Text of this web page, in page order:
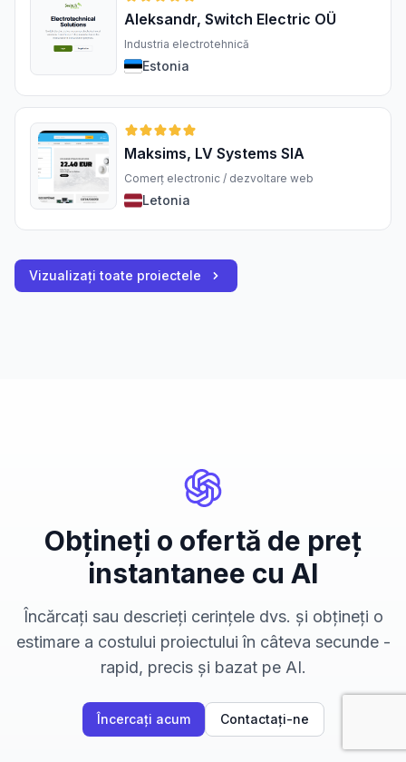
Aleksandr, Switch Electric OÜ
Industria electrotehnică
Estonia
Maksims, LV Systems SIA
Comerț electronic / dezvoltare web
Letonia
Vizualizați toate proiectele
Obțineți o ofertă de preț
instantanee cu AI
Încărcați sau descrieți cerințele dvs. și obțineți o
estimare a costului proiectului în câteva secunde -
rapid, precis și bazat pe AI.
Încercați acum Contactați-ne